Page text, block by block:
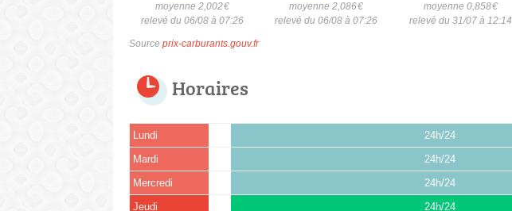
moyenne 2,002€
relevé du 06/08 à 07:26
moyenne 2,086€
relevé du 06/08 à 07:26
moyenne 0,858€
relevé du 31/07 à 12:14
Source prix-carburants.gouv.fr
Horaires
Lundi 24h/24
Mardi 24h/24
Mercredi 24h/24
Jeudi 24h/24